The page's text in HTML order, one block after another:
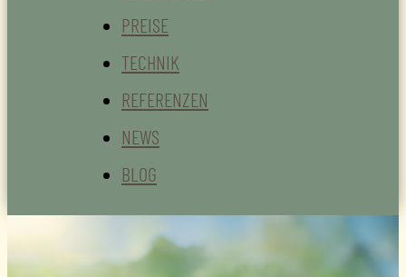
PREISE
TECHNIK
REFERENZEN
NEWS
BLOG